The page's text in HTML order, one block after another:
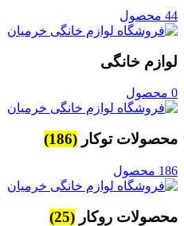
44 محصول
لوازم خانگی
0 محصول
محصولات توکار (186)
186 محصول
محصولات روکار (25)